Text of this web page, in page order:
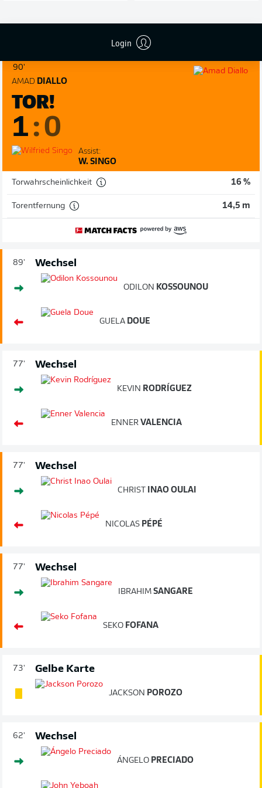
Login
90'
AMAD DIALLO
TOR!
1:0
Assist:
W. SINGO
Torwahrscheinlichkeit 16 %
Torentfernung 14,5 m
89' Wechsel
ODILON KOSSOUNOU
GUELA DOUE
77' Wechsel
KEVIN RODRÍGUEZ
ENNER VALENCIA
77' Wechsel
CHRIST INAO OULAI
NICOLAS PÉPÉ
77' Wechsel
IBRAHIM SANGARE
SEKO FOFANA
73' Gelbe Karte
JACKSON POROZO
62' Wechsel
ÁNGELO PRECIADO